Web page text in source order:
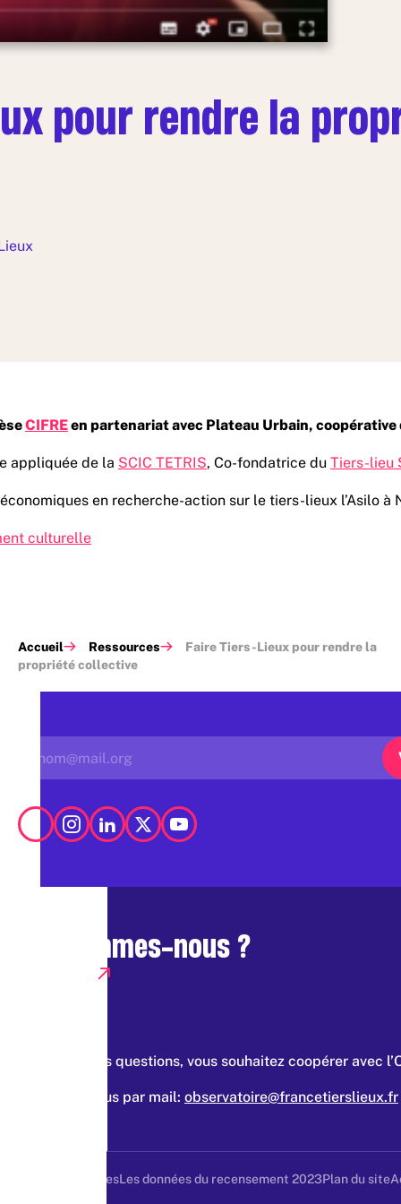
pour rendre la
CIFREen partenariat avec Plateau Urbain,
appliquée de la SCIC TETRIS, Co-fondatrice du Tiers-lieu
en recherche-action sur le tiers-lieux l’Asilo à
culturelle
Accueil Ressources
Faire Tiers-Lieux pour rendre la
propriété collective
Qui sommes-nous ?
Vous avez des questions, vous souhaitez coopérer avec
Contacter nous par mail: observatoire@francetierslieux.fr
Mentions légalesLes données du recensement 2023Plan du site